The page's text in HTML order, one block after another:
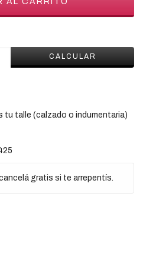
CALCULAR
tu talle (calzado o indumentaria)
gratis si te arrepentís.